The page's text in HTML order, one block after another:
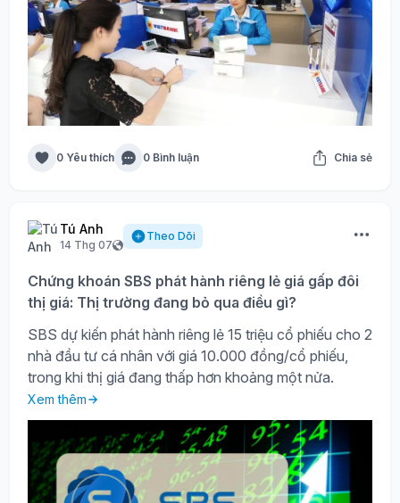
0 Yêu thích 0 Bình luận Chia sẻ
Tú Anh
14 Thg 07
Theo Dõi
Chứng khoán SBS phát hành riêng lẻ giá gấp đôi
thị giá: Thị trường đang bỏ qua điều gì?
SBS dự kiến phát hành riêng lẻ 15 triệu cổ phiếu cho 2
nhà đầu tư cá nhân với giá 10.000 đồng/cổ phiếu,
trong khi thị giá đang thấp hơn khoảng một nửa.
Xem thêm